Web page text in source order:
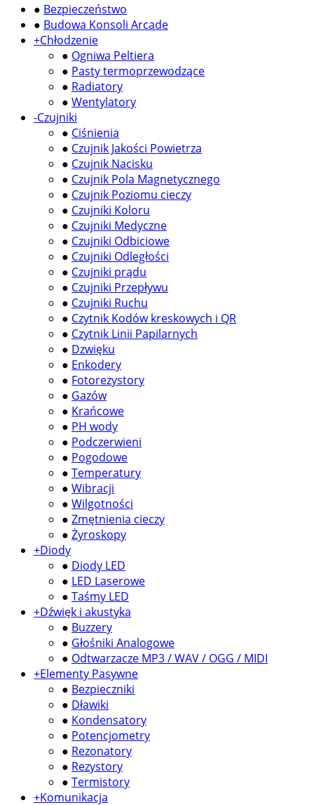
● Bezpieczeństwo
● Budowa Konsoli Arcade
+Chłodzenie
● Ogniwa Peltiera
● Pasty termoprzewodzące
● Radiatory
● Wentylatory
-Czujniki
● Ciśnienia
● Czujnik Jakości Powietrza
● Czujnik Nacisku
● Czujnik Pola Magnetycznego
● Czujnik Poziomu cieczy
● Czujniki Koloru
● Czujniki Medyczne
● Czujniki Odbiciowe
● Czujniki Odległości
● Czujniki prądu
● Czujniki Przepływu
● Czujniki Ruchu
● Czytnik Kodów kreskowych i QR
● Czytnik Linii Papilarnych
● Dzwięku
● Enkodery
● Fotorezystory
● Gazów
● Krańcowe
● PH wody
● Podczerwieni
● Pogodowe
● Temperatury
● Wibracji
● Wilgotności
● Zmętnienia cieczy
● Żyroskopy
+Diody
● Diody LED
● LED Laserowe
● Taśmy LED
+Dźwięk i akustyka
● Buzzery
● Głośniki Analogowe
● Odtwarzacze MP3 / WAV / OGG / MIDI
+Elementy Pasywne
● Bezpieczniki
● Dławiki
● Kondensatory
● Potencjometry
● Rezonatory
● Rezystory
● Termistory
+Komunikacja